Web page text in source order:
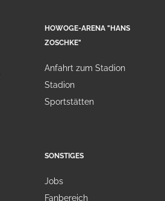
HOWOGE-ARENA "HANS
ZOSCHKE"
Anfahrt zum Stadion
Stadion
Sportstätten
SONSTIGES
Jobs
Fanbereich